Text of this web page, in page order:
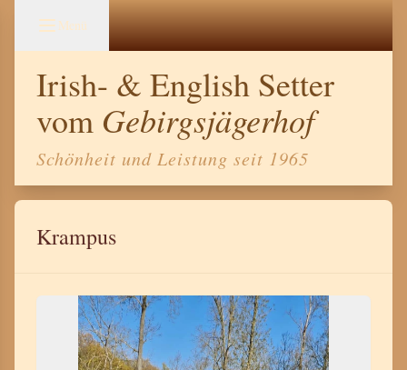
Menü
Irish- & English Setter
vom Gebirgsjägerhof
Schönheit und Leistung seit 1965
Krampus